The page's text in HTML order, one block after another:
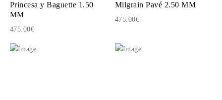
Princesa y Baguette 1.50
MM
475.00€
Milgrain Pavé 2.50 MM
475.00€